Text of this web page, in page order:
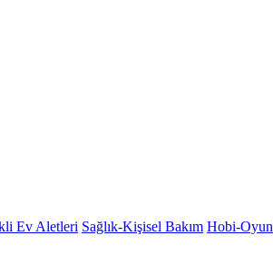
Ev Aletleri Sağlık-Kişisel Bakım Hobi-Oyun